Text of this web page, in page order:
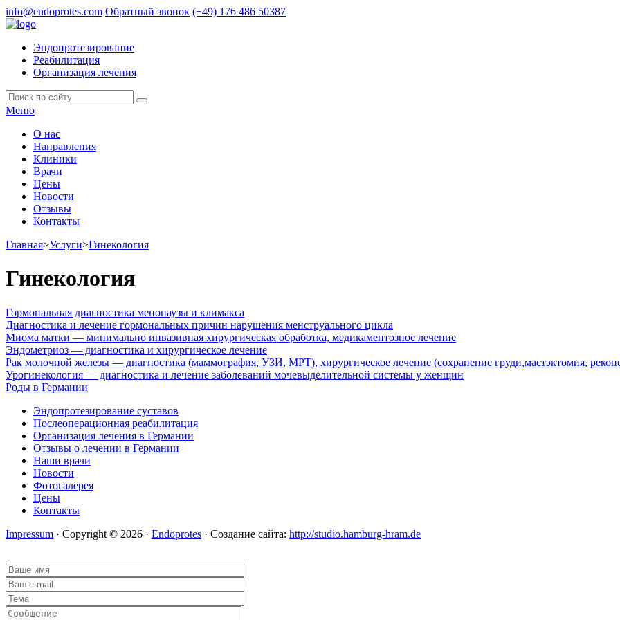
info@endoprotes.com Обратный звонок (+49) 176 486 50387
Эндопротезирование
Реабилитация
Организация лечения
Меню
О нас
Направления
Клиники
Врачи
Цены
Новости
Отзывы
Контакты
Главная>Услуги>Гинекология
Гинекология
Гормональная диагностика менопаузы и климакса
Диагностика и лечение гормональных причин нарушения менструального цикла
Миома матки — минимально инвазивная хирургическая обработка, медикаментозное лечение
Эндометриоз — диагностика и хирургическое лечение
Рак молочной железы — диагностика (маммография, УЗИ, МРТ), хирургическое лечение (сохранение груди,мастэктомия,
Урогинекология — диагностика и лечение заболеваний мочевыделительной системы у женщин
Роды в Германии
Эндопротезирование суставов
Послеоперационная реабилитация
Организация лечения в Германии
Отзывы о лечении в Германии
Наши врачи
Новости
Фотогалерея
Цены
Контакты
Impressum · Copyright © 2026 · Endoprotes · Создание сайта: http://studio.hamburg-hram.de